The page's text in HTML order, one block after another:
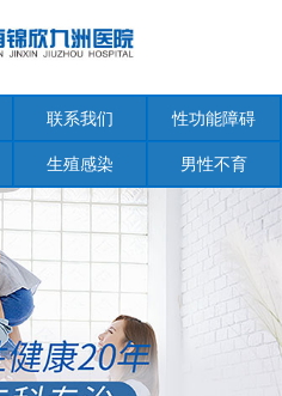
联系我们 性功能障碍
生殖感染 男性不育